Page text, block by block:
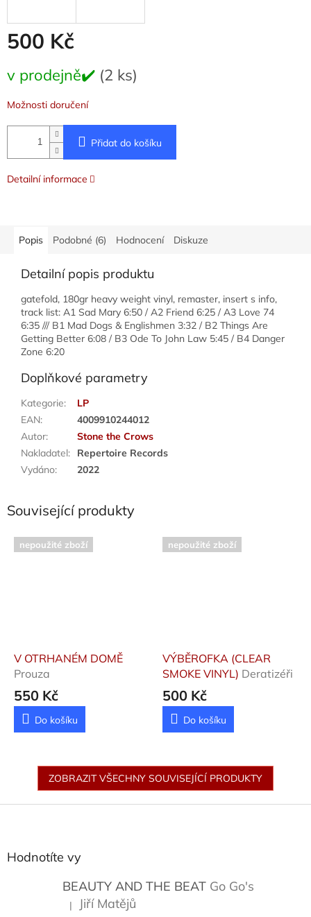
500 Kč
cena:
v prodejně✔️ (2 ks)
Možnosti doručení
Přidat do košíku
Detailní informace
Popis Podobné (6) Hodnocení Diskuze
Detailní popis produktu
gatefold, 180gr heavy weight vinyl, remaster, insert s info,
track list: A1 Sad Mary 6:50 / A2 Friend 6:25 / A3 Love 74
6:35 /// B1 Mad Dogs & Englishmen 3:32 / B2 Things Are
Getting Better 6:08 / B3 Ode To John Law 5:45 / B4 Danger
Zone 6:20
Doplňkové parametry
Kategorie:
LP
EAN:
4009910244012
Autor:
Stone the Crows
Nakladatel:
Repertoire Records
Vydáno: 2022
Související produkty
nepoužité zboží
V OTRHANÉM DOMĚ
Prouza
550 Kč
Do košíku
nepoužité zboží
VÝBĚROFKA (CLEAR
SMOKE VINYL) Deratizéři
500 Kč
Do košíku
ZOBRAZIT VŠECHNY SOUVISEJÍCÍ PRODUKTY
Hodnotíte vy
BEAUTY AND THE BEAT Go Go's
Hodnocení produktu je 5 z 5 hvězdiček.
| Jiří Matějů